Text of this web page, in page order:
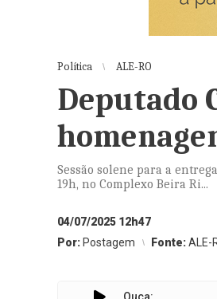
Política ALE-RO
Deputado
Sessão solene para a
19h, no Complexo Beira Ri...
04/07/2025 12h47
Por: Postagem Fonte:ALE-